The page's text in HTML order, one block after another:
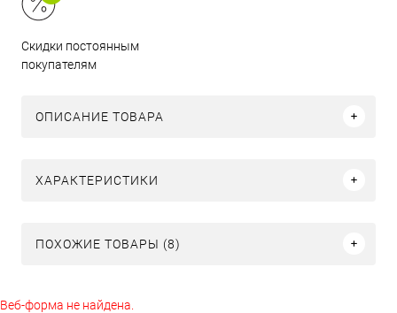
Скидки постоянным
покупателям
ОПИСАНИЕ ТОВАРА
ХАРАКТЕРИСТИКИ
ПОХОЖИЕ ТОВАРЫ (8)
Веб-форма не найдена.